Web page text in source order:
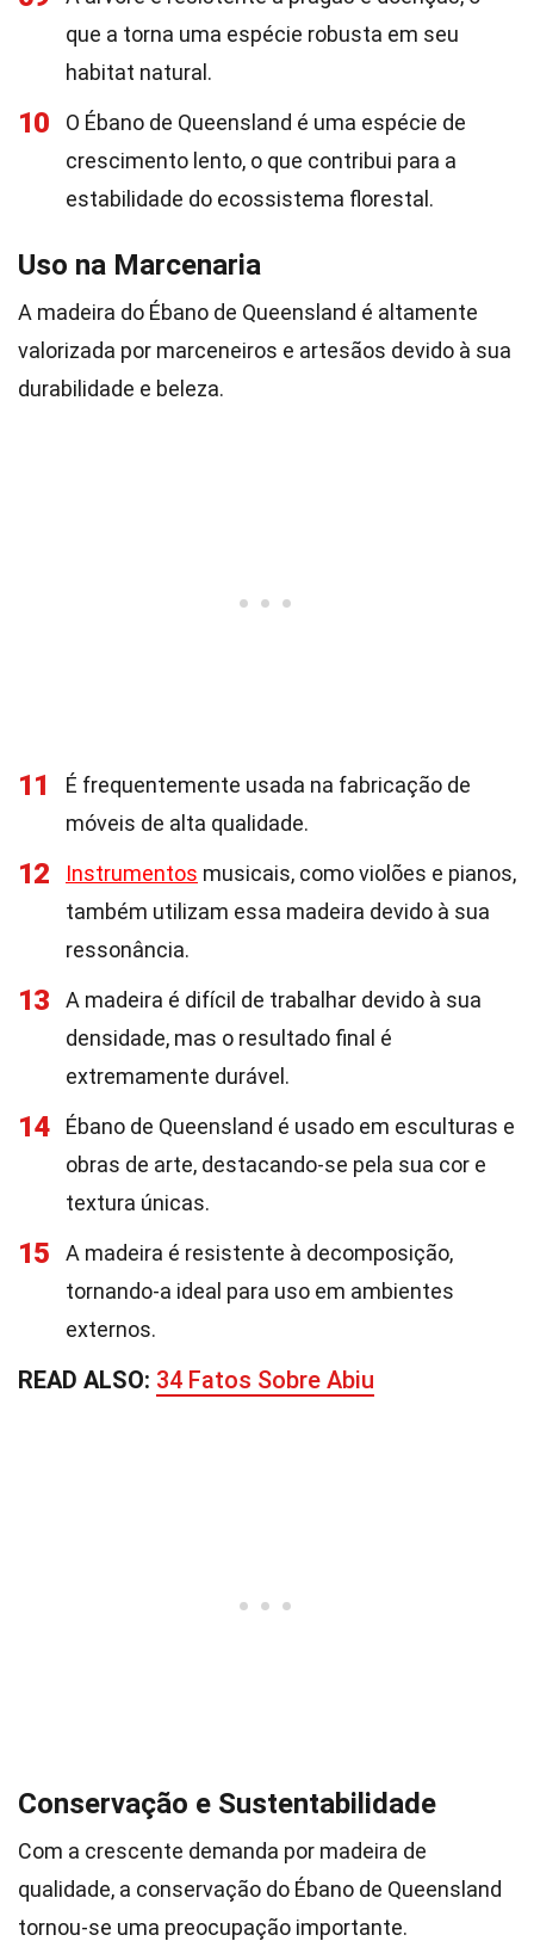
que a torna uma espécie robusta em seu
habitat natural.
10
O Ébano de Queensland é uma espécie de
crescimento lento, o que contribui para a
estabilidade do ecossistema florestal.
Uso na Marcenaria
A madeira do Ébano de Queensland é altamente
valorizada por marceneiros e artesãos devido à sua
durabilidade e beleza.
11
É frequentemente usada na fabricação de
móveis de alta qualidade.
12 Instrumentos musicais, como violões e pianos,
também utilizam essa madeira devido à sua
ressonância.
13
A madeira é difícil de trabalhar devido à sua
densidade, mas o resultado final é
extremamente durável.
14
Ébano de Queensland é usado em esculturas e
obras de arte, destacando-se pela sua cor e
textura únicas.
15
A madeira é resistente à decomposição,
tornando-a ideal para uso em ambientes
externos.
READ ALSO: 34 Fatos Sobre Abiu
Conservação e Sustentabilidade
Com a crescente demanda por madeira de
qualidade, a conservação do Ébano de Queensland
tornou-se uma preocupação importante.